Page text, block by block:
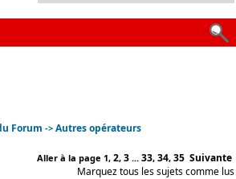
Forum ->Autres opérateurs
Aller à la page 1, 2, 3... 33, 34, 35 Suivante
Marquez tous les sujets comme lus